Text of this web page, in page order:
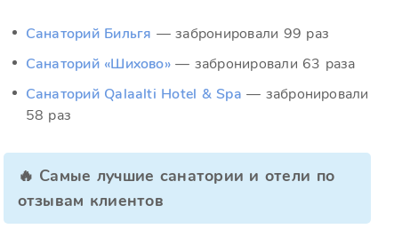
Санаторий Бильгя — забронировали 99 раз
Санаторий «Шихово» — забронировали 63 раза
Санаторий Qalaalti Hotel & Spa — забронировали
58 раз
🔥 Самые лучшие санатории и отели по
отзывам клиентов